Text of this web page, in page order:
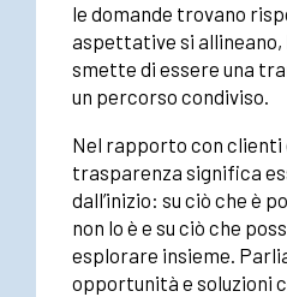
le domande trovano
aspettative si allineano,
smette di essere una
un percorso condiviso.
Nel rapporto con clienti
trasparenza significa
dall’inizio: su ciò che è
non lo è e su ciò che
esplorare insieme.
opportunità e soluzioni